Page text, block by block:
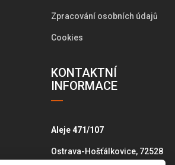
Zpracování osobních údajů
Cookies
KONTAKTNÍ
INFORMACE
Aleje 471/107
Ostrava-Hošťálkovice, 72528